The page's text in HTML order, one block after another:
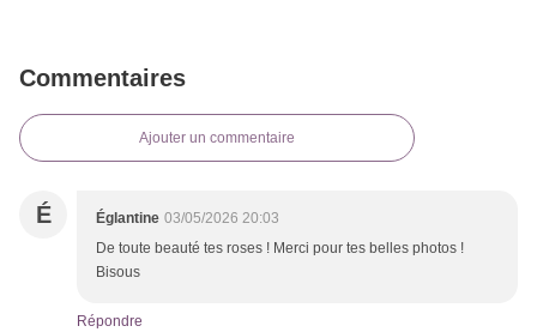
Commentaires
Ajouter un commentaire
É Églantine 03/05/2026 20:03
De toute beauté tes roses ! Merci pour tes belles photos !
Bisous
Répondre